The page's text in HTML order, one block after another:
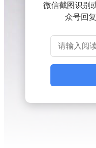
微信截图识别
众号回